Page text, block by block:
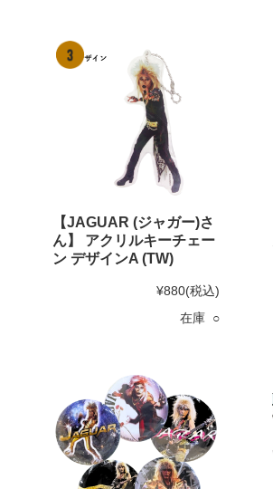
【JAGUAR (ジャガー)さ
ん】 アクリルキーチェー
ン デザインA (TW)
¥880(税込)
在庫 ○